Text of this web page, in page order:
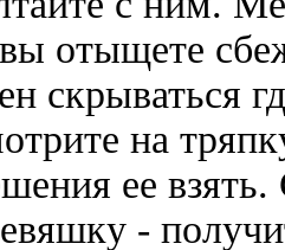
отыщете
скрываться
на
ее
-